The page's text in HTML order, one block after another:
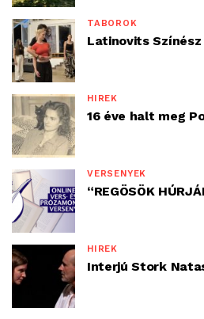
TÁBOROK
Latinovits
HÍREK
16 éve halt meg
VERSENYEK
“REGÖSÖK
HÍREK
Interjú Stork